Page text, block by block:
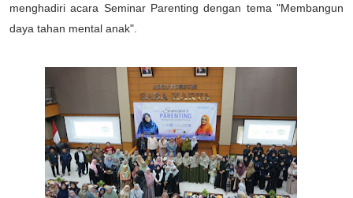
menghadiri acara Seminar Parenting dengan tema "Membangun
daya tahan mental anak".